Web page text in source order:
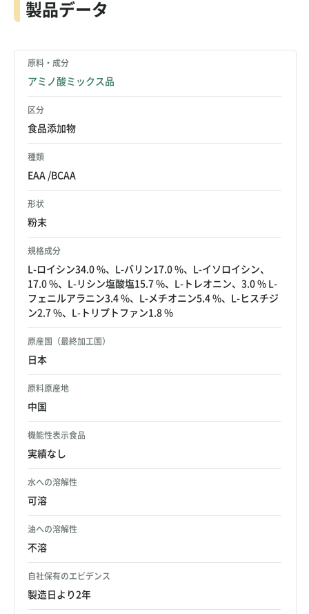
製品データ
原料・成分
アミノ酸ミックス品
区分
食品添加物
種類
EAA BCAA
形状
粉末
規格成分
L-ロイシン34.0 %、L-バリン17.0 %、L-イソロイシン、
17.0 %、L-リシン塩酸塩15.7 %、L-トレオニン、3.0 % L-
フェニルアラニン3.4 %、L-メチオニン5.4 %、L-ヒスチジ
ン2.7 %、L-トリプトファン1.8 %
原産国（最終加工国）
日本
原料原産地
中国
機能性表示食品
実績なし
水への溶解性
可溶
油への溶解性
不溶
自社保有のエビデンス
製造日より2年